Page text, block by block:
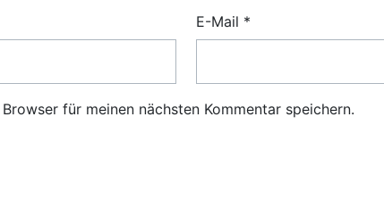
E-Mail *
für meinen nächsten Kommentar speichern.